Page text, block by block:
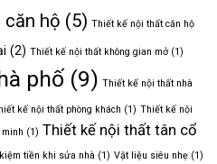
hộ (5) Thiết kế nội thất căn hộ
(2) Thiết kế nội thất không gian mở(1)
phố (9) Thiết kế nội thất nhà
kế nội thất phòng khách (1) Thiết kế nội
(1) Thiết kế nội thất tân cổ
tiền khi sửa nhà (1) Vật liệu siêu nhẹ (1)